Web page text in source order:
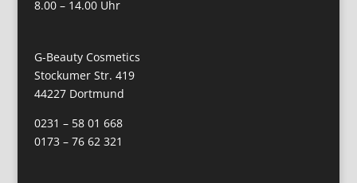
8.00 – 14.00 Uhr
G-Beauty Cosmetics
Stockumer Str. 419
44227 Dortmund
0231 – 58 01 668
0173 – 76 62 321